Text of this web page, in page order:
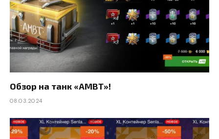
Обзор на танк «AMBT»!
08.03.2024